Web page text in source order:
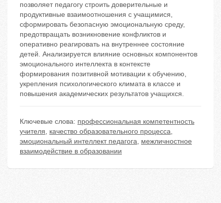
позволяет педагогу строить доверительные и
продуктивные взаимоотношения с учащимися,
сформировать безопасную эмоциональную среду,
предотвращать возникновение конфликтов и
оперативно реагировать на внутреннее состояние
детей. Анализируется влияние основных компонентов
эмоционального интеллекта в контексте
формирования позитивной мотивации к обучению,
укрепления психологического климата в классе и
повышения академических результатов учащихся.
Ключевые слова: профессиональная компетентность
учителя, качество образовательного процесса,
эмоциональный интеллект педагога, межличностное
взаимодействие в образовании